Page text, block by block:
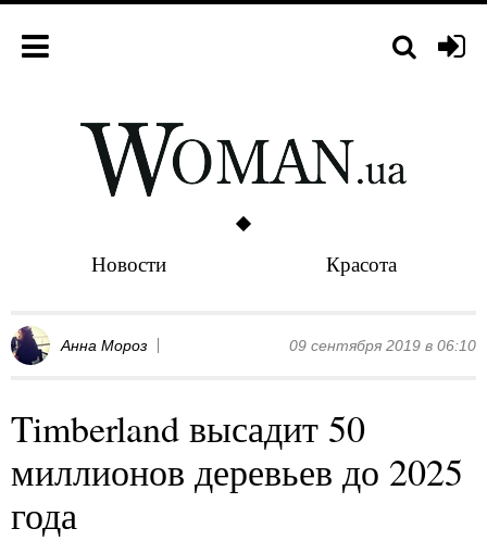
Новости Красота
Анна Мороз 09 сентября 2019 в 06:10
Timberland высадит 50
миллионов деревьев до 2025
года